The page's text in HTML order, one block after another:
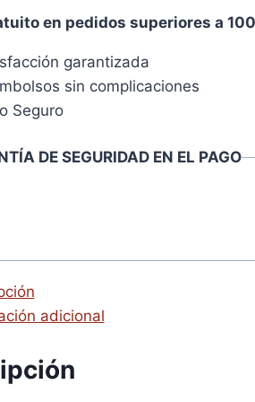
en pedidos superiores a
garantizada
sin complicaciones
Seguro
DE SEGURIDAD EN EL PAGO
adicional